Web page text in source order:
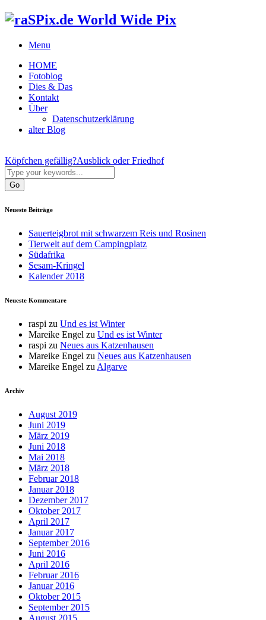
World Wide Pix
Menu
HOME
Fotoblog
Dies & Das
Kontakt
Über
Datenschutzerklärung
alter Blog
Köpfchen gefällig?Ausblick oder Friedhof
Neueste Beiträge
Sauerteigbrot mit schwarzem Reis und Rosinen
Tierwelt auf dem Campingplatz
Südafrika
Sesam-Kringel
Kalender 2018
Neueste Kommentare
raspi zu Und es ist Winter
Mareike Engel zu Und es ist Winter
raspi zu Neues aus Katzenhausen
Mareike Engel zu Neues aus Katzenhausen
Mareike Engel zu Algarve
Archiv
August 2019
Juni 2019
März 2019
Juni 2018
Mai 2018
März 2018
Februar 2018
Januar 2018
Dezember 2017
Oktober 2017
April 2017
Januar 2017
September 2016
Juni 2016
April 2016
Februar 2016
Januar 2016
Oktober 2015
September 2015
August 2015